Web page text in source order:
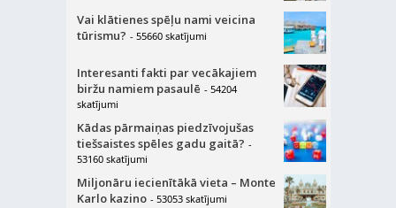
Vai klātienes spēļu nami veicina
tūrismu? - 55660 skatījumi
Interesanti fakti par vecākajiem
biržu namiem pasaulē - 54204
skatījumi
Kādas pārmaiņas piedzīvojušas
tiešsaistes spēles gadu gaitā? -
53160 skatījumi
Miljonāru iecienītākā vieta – Monte
Karlo kazino - 53053 skatījumi